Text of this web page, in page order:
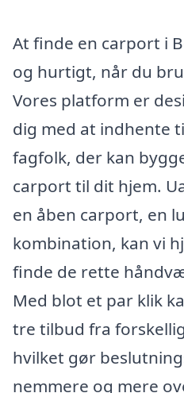
At finde en carport i
og hurtigt, når du
Vores platform er
dig med at indhente
fagfolk, der kan
carport til dit hjem.
en åben carport, en
kombination, kan vi
finde de rette
Med blot et par klik
tre tilbud fra
hvilket gør
nemmere og mere